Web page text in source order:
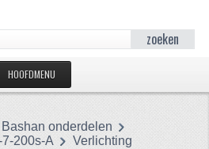
zoeken
HOOFDMENU
CATEGORIEËN
Bashan onderdelen
200s-A
Verlichting